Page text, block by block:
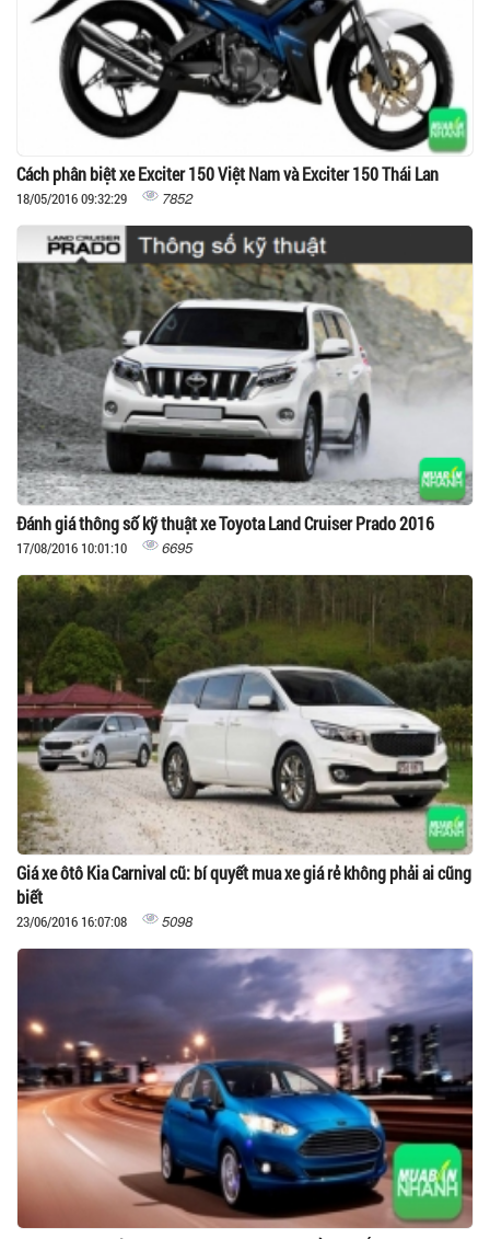
Cách phân biệt xe Exciter 150 Việt Nam và Exciter 150 Thái Lan
18/05/2016 09:32:29 7852
Đánh giá thông số kỹ thuật xe Toyota Land Cruiser Prado 2016
17/08/2016 10:01:10 6695
Giá xe ôtô Kia Carnival cũ: bí quyết mua xe giá rẻ không phải ai cũng
biết
23/06/2016 16:07:08 5098